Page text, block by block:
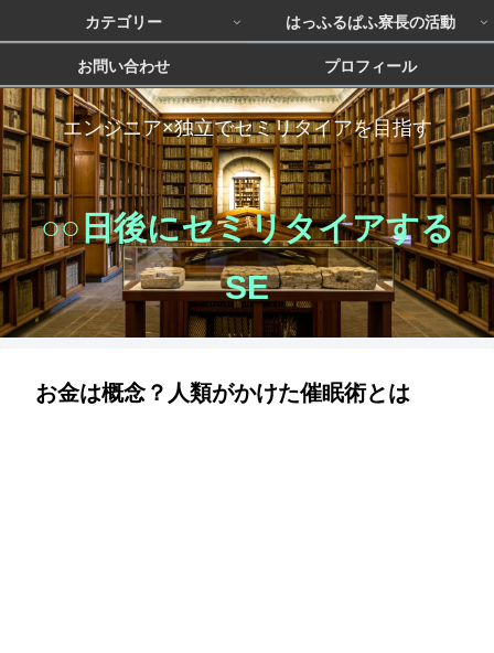
エンジニア×独立でセミリタイアを目指す
○○日後にセミリタイアする
SE
カテゴリー はっふるぱふ寮長の活動
お問い合わせ プロフィール
お金は概念？人類がかけた催眠術とは